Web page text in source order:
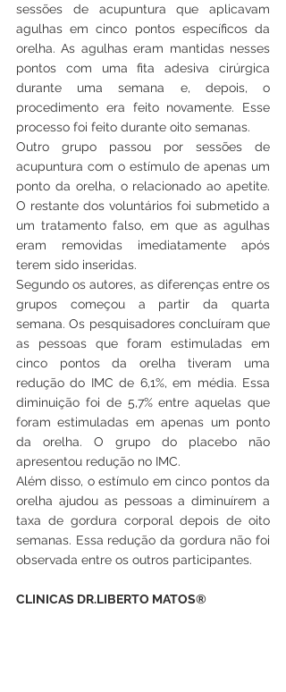
sessões de acupuntura que aplicavam
agulhas em cinco pontos específicos da
orelha. As agulhas eram mantidas nesses
pontos com uma fita adesiva cirúrgica
durante uma semana e, depois, o
procedimento era feito novamente. Esse
processo foi feito durante oito semanas.
Outro grupo passou por sessões de
acupuntura com o estímulo de apenas um
ponto da orelha, o relacionado ao apetite.
O restante dos voluntários foi submetido a
um tratamento falso, em que as agulhas
eram removidas imediatamente após
terem sido inseridas.
Segundo os autores, as diferenças entre os
grupos começou a partir da quarta
semana. Os pesquisadores concluíram que
as pessoas que foram estimuladas em
cinco pontos da orelha tiveram uma
redução do IMC de 6,1%, em média. Essa
diminuição foi de 5,7% entre aquelas que
foram estimuladas em apenas um ponto
da orelha. O grupo do placebo não
apresentou redução no IMC.
Além disso, o estímulo em cinco pontos da
orelha ajudou as pessoas a diminuírem a
taxa de gordura corporal depois de oito
semanas. Essa redução da gordura não foi
observada entre os outros participantes.
CLINICAS DR.LIBERTO MATOS®